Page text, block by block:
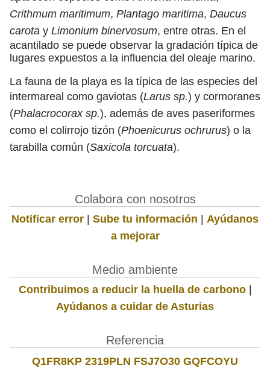
Crithmum maritimum, Plantago maritima, Daucus
carota y Limonium binervosum, entre otras. En el
acantilado se puede observar la gradación típica de
lugares expuestos a la influencia del oleaje marino.
La fauna de la playa es la típica de las especies del
intermareal como gaviotas (Larus sp.) y cormoranes
(Phalacrocorax sp.), además de aves paseriformes
como el colirrojo tizón (Phoenicurus ochrurus) o la
tarabilla común (Saxicola torcuata).
Colabora con nosotros
Notificar error | Sube tu información | Ayúdanos
a mejorar
Medio ambiente
Contribuimos a reducir la huella de carbono|
Ayúdanos a cuidar de Asturias
Referencia
Q1FR8KP 2319PLN FSJ7O30 GQFCOYU